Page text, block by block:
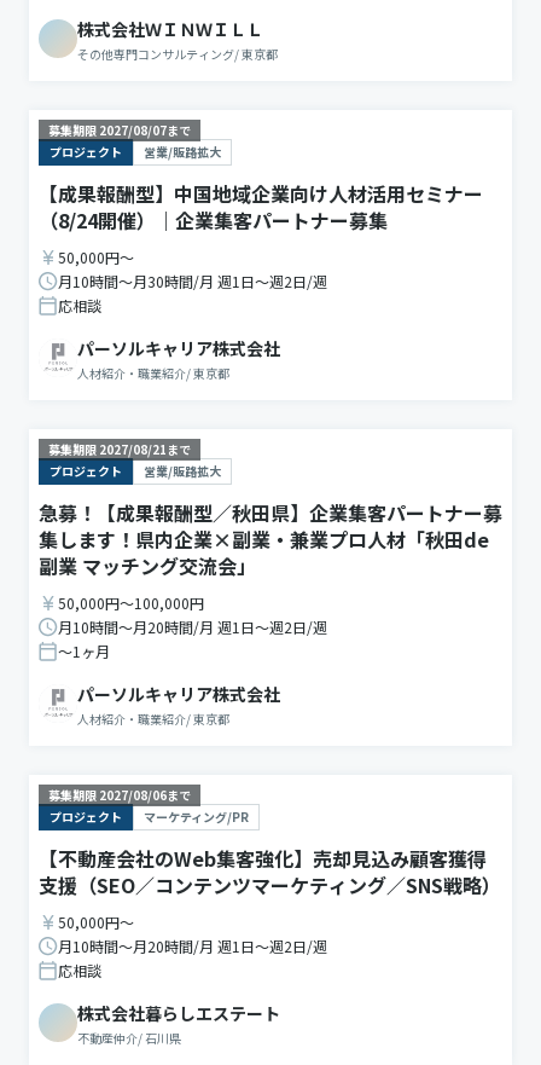
株式会社ＷＩＮＷＩＬＬ
その他専門コンサルティング/東京都
募集期限 2027/08/07まで
プロジェクト
営業/販路拡大
【成果報酬型】中国地域企業向け人材活用セミナー
（8/24開催）｜企業集客パートナー募集
50,000円〜
月10時間〜月30時間/月 週1日〜週2日/週
応相談
パーソルキャリア株式会社
人材紹介・職業紹介/東京都
募集期限 2027/08/21 まで
プロジェクト
営業/販路拡大
急募！【成果報酬型／秋田県】企業集客パートナー募
集します！県内企業×副業・兼業プロ人材「秋田de
副業 マッチング交流会」
50,000円〜100,000円
月10時間〜月20時間/月 週1日〜週2日/週
〜1ヶ月
パーソルキャリア株式会社
人材紹介・職業紹介/東京都
募集期限 2027/08/06まで
プロジェクト
マーケティング/PR
【不動産会社のWeb集客強化】売却見込み顧客獲得
支援（SEO／コンテンツマーケティング／SNS戦略）
50,000円〜
月10時間〜月20時間/月 週1日〜週2日/週
応相談
株式会社暮らしエステート
不動産仲介/ 石川県